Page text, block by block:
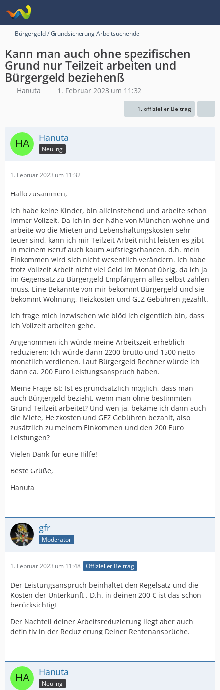
Bürgergeld / Grundsicherung Arbeitsuchende
Kann man auch ohne spezifischen
Grund nur Teilzeit arbeiten und
Bürgergeld beziehenß
Hanuta 1. Februar 2023 um 11:32
1. offizieller Beitrag
Hanuta
Neuling
1. Februar 2023 um 11:32
Hallo zusammen,
ich habe keine Kinder, bin alleinstehend und arbeite schon
immer Vollzeit. Da ich in der Nähe von München wohne und
arbeite wo die Mieten und Lebenshaltungskosten sehr
teuer sind, kann ich mir Teilzeit Arbeit nicht leisten es gibt
in meinem Beruf auch kaum Aufstiegschancen, d.h. mein
Einkommen wird sich nicht wesentlich verändern. Ich habe
trotz Vollzeit Arbeit nicht viel Geld im Monat übrig, da ich ja
im Gegensatz zu Bürgergeld Empfängern alles selbst zahlen
muss. Eine Bekannte von mir bekommt Bürgergeld und sie
bekommt Wohnung, Heizkosten und GEZ Gebühren gezahlt.
Ich frage mich inzwischen wie blöd ich eigentlich bin, dass
ich Vollzeit arbeiten gehe.
Angenommen ich würde meine Arbeitszeit erheblich
reduzieren: Ich würde dann 2200 brutto und 1500 netto
monatlich verdienen. Laut Bürgergeld Rechner würde ich
dann ca. 200 Euro Leistungsanspruch haben.
Meine Frage ist: Ist es grundsätzlich möglich, dass man
auch Bürgergeld bezieht, wenn man ohne bestimmten
Grund Teilzeit arbeitet? Und wen ja, bekäme ich dann auch
die Miete, Heizkosten und GEZ Gebühren bezahlt, also
zusätzlich zu meinem Einkommen und den 200 Euro
Leistungen?
Vielen Dank für eure Hilfe!
Beste Grüße,
Hanuta
gfr
Moderator
1. Februar 2023 um 11:48 Offizieller Beitrag
Der Leistungsanspruch beinhaltet den Regelsatz und die
Kosten der Unterkunft . D.h. in deinen 200 € ist das schon
berücksichtigt.
Der Nachteil deiner Arbeitsreduzierung liegt aber auch
definitiv in der Reduzierung Deiner Rentenansprüche.
Hanuta
Neuling